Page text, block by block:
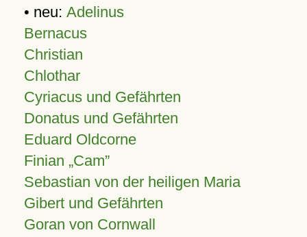
• neu: Adelinus
Bernacus
Christian
Chlothar
Cyriacus und Gefährten
Donatus und Gefährten
Eduard Oldcorne
Finian Cam
Sebastian von der heiligen Maria
Gibert und Gefährten
Goran von Cornwall